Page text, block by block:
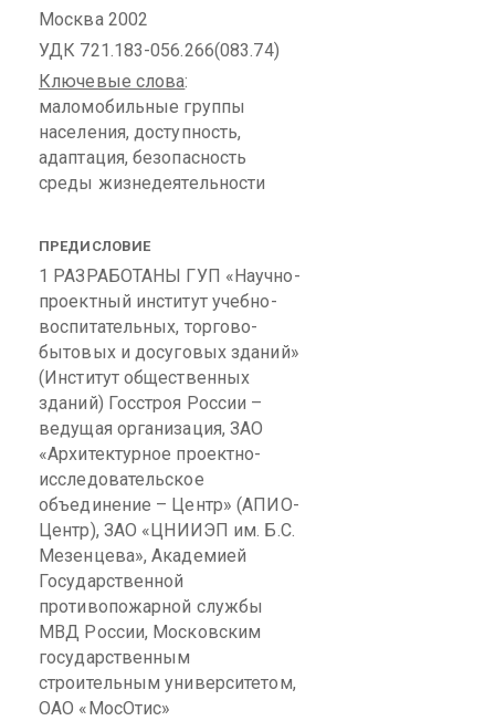
Москва 2002
УДК 721.183-056.266(083.74)
Ключевые слова:
маломобильные группы
населения, доступность,
адаптация, безопасность
среды жизнедеятельности
ПРЕДИСЛОВИЕ
1 РАЗРАБОТАНЫ ГУП «Научно-
проектный институт учебно-
воспитательных, торгово-
бытовых и досуговыхзданий»
(Институт общественных
зданий) Госстроя России –
ведущая организация, ЗАО
«Архитектурное проектно-
исследовательское
объединение – Центр» (АПИО-
Центр), ЗАО «ЦНИИЭП им. Б.С.
Мезенцева», Академией
Государственной
противопожарной службы
МВД России, Московским
государственным
строительным университетом,
ОАО «МосОтис»